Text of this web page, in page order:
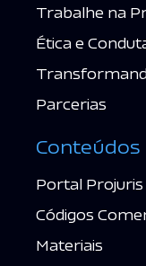
Trabalhe na
Ética e
Parcerias
Conteúdos
Portal Projuris
Códigos
Materiais